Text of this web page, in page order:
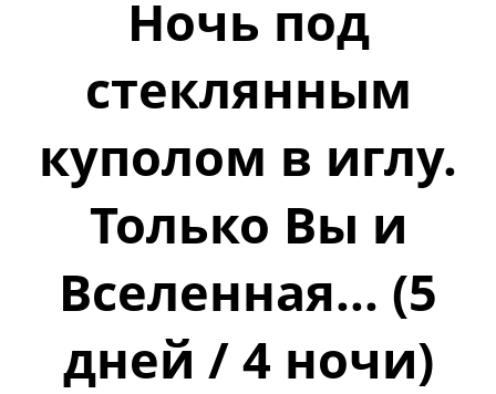
Ночь под
стеклянным
куполом в иглу.
Только Вы и
Вселенная... (5
дней / 4 ночи)